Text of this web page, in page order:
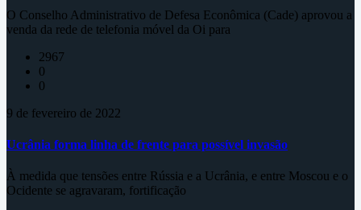
O Conselho Administrativo de Defesa Econômica (Cade) aprovou a
venda da rede de telefonia móvel da Oi para
2967
0
0
9 de fevereiro de 2022
Ucrânia forma linha de frente para possível invasão
À medida que tensões entre Rússia e a Ucrânia, e entre Moscou e o
Ocidente se agravaram, fortificação